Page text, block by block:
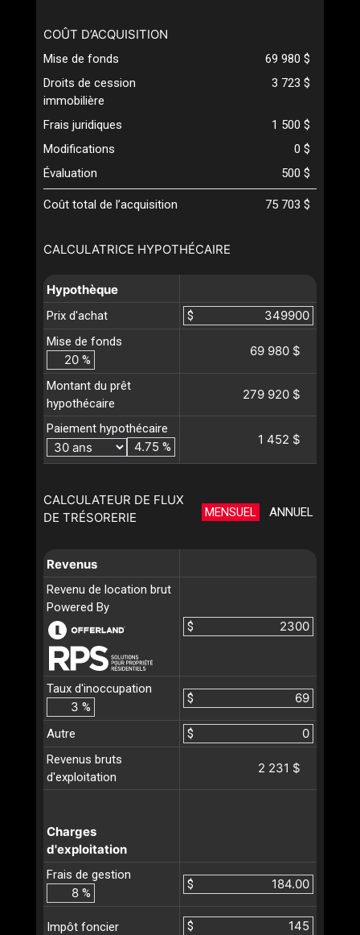
CALCULATRICE HYPOTHÉCAIRE
Hypothèque
Prix d'achat
$
Mise de fonds
%
69 980 $
Montant du prêt
hypothécaire
279 920 $
Paiement hypothécaire
%
1 452 $
CALCULATEUR DE FLUX
DE TRÉSORERIE
MENSUEL ANNUEL
Revenus
Revenu de location brut
Powered By
$
Taux d'inoccupation
%
$
Autre
$
Revenus bruts
d'exploitation
2 231 $
Charges
d'exploitation
Frais de gestion
%
$
Impôt foncier $
COÛT D’ACQUISITION
Mise de fonds
69 980 $
Droits de cession
immobilière
3 723 $
Frais juridiques
1 500 $
Modifications
0 $
Évaluation
500 $
Coût total de l’acquisition 75 703 $